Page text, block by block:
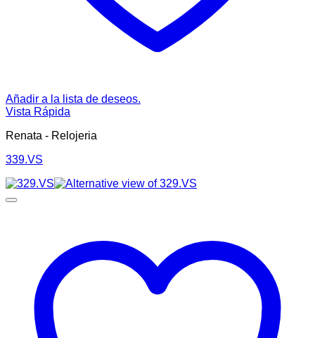
Añadir a la lista de deseos.
Vista Rápida
Renata - Relojeria
339.VS